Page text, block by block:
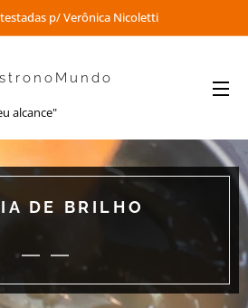
p/ Verônica Nicoletti
alcance"
DE BRILHO